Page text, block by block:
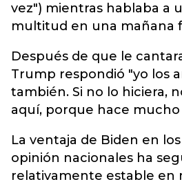
vez") mientras hablaba a
multitud en una mañana
Después de que le
Trump respondió "yo los
también. Si no lo hiciera,
aquí, porque hace mucho
La ventaja de Biden en
opinión nacionales ha
relativamente estable en